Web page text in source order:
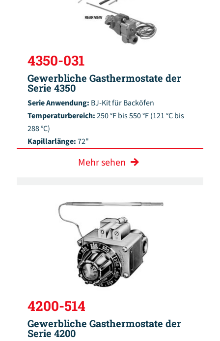
4350-031
Gewerbliche Gasthermostate der
Serie 4350
Serie Anwendung: BJ-Kit für Backöfen
Temperaturbereich:250 °F bis 550 °F (121 °C bis
288 °C)
Kapillarlänge:72"
Mehr sehen
4200-514
Gewerbliche Gasthermostate der
Serie 4200